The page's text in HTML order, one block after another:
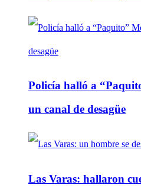
Policía halló a
un canal de desagüe
Las Varas: hallaron